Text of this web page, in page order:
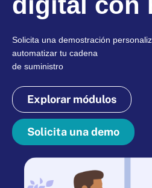
Solicita una demostración
automatizar tu cadena
de suministro
Explorar módulos
Solicita una demo